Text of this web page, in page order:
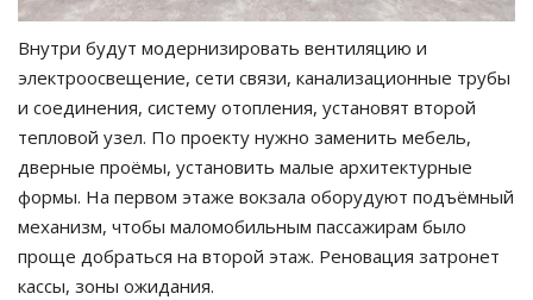
Внутри будут модернизировать вентиляцию и
электроосвещение, сети связи, канализационные трубы
и соединения, систему отопления, установят второй
тепловой узел. По проекту нужно заменить мебель,
дверные проёмы, установить малые архитектурные
формы. На первом этаже вокзала оборудуют подъёмный
механизм, чтобы маломобильным пассажирам было
проще добраться на второй этаж. Реновация затронет
кассы, зоны ожидания.